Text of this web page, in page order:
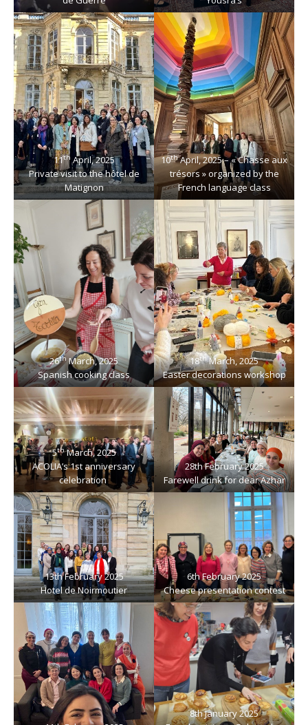
11thApril, 2025
Private visit to the hôtel de
Matignon
10thApril, 2025 – « Chasse aux
trésors » organized by the
French language class
26thMarch, 2025
Spanish cooking class
18thMarch, 2025
Easter decorations workshop
5thMarch, 2025
ACOLIA’s 1st anniversary
celebration
28th February 2025
Farewell drink for dear Azhar
13th February 2025
Hotel de Noirmoutier
6th February 2025
Cheese presentation contest
8th January 2025